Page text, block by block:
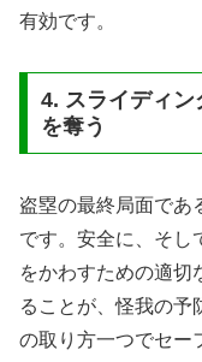
有効です。
4. スライディン
を奪う
盗塁の最終局面であ
です。安全に、そし
をかわすための適切
ることが、怪我の予
の取り方一つでセー